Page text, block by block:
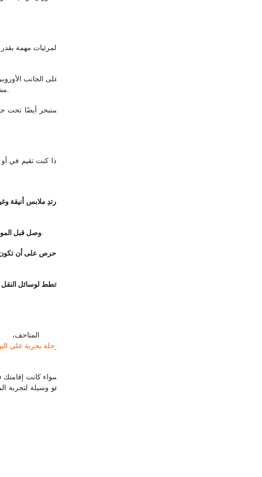
مشاهد المدينة تصويرًا ليلًا. على الساحل الآسيوي، تظهر أحياء مثل أسكودار وبيهيربيي كروم من الأضواء الدافئة التي تتسلق التلال.
ارتدِ ملابس
وصل قبل الصعود مبكرًا يتيح لك اختيار مقعد جيد ويعطيك وقتًا للراحة، وطلب مشروب، والتقاط الصور المبكرة قبل بدء العرض.
احرص على أن تكون
خطط لوسائل النقل
التجارب — الأسواق، المساجد،
رحلة بحرية على
سواء كانت